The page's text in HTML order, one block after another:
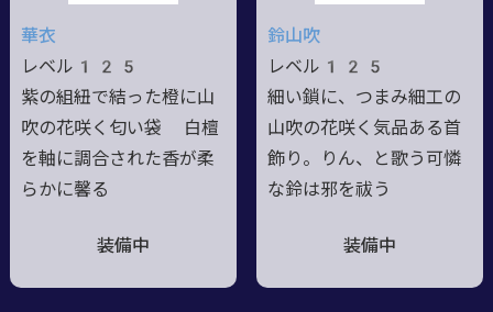
華衣
レベル125
紫の組紐で結った橙に山
吹の花咲く匂い袋 白檀
を軸に調合された香が柔
らかに馨る
装備中
鈴山吹
レベル125
細い鎖に、つまみ細工の
山吹の花咲く気品ある首
飾り。りん、と歌う可憐
な鈴は邪を祓う
装備中